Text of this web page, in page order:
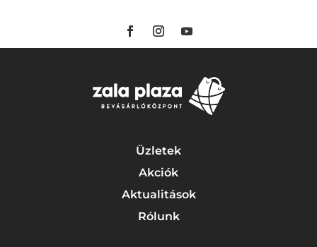
Üzletek
Akciók
Aktualitások
Rólunk